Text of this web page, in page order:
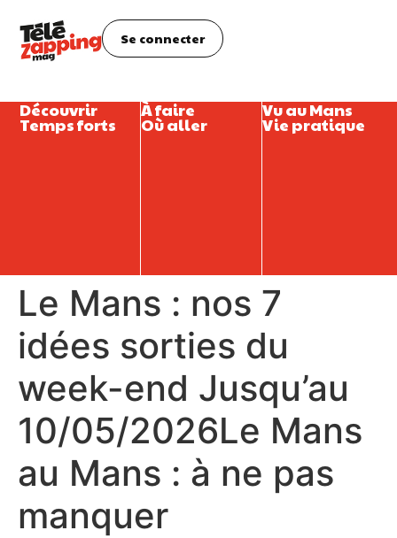
Se connecter
Découvrir
Temps forts
À faire
Où aller
Vu au Mans
Vie pratique
Le Mans : nos 7
idées sorties du
week-end Jusqu’au
10/05/2026Le Mans
au Mans : à ne pas
manquer